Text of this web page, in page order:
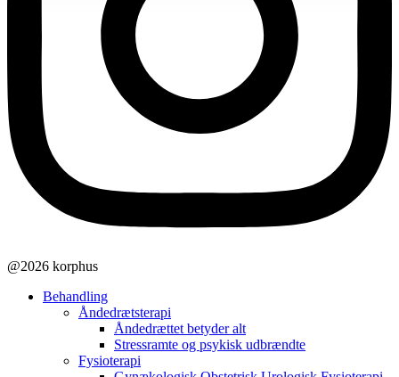
@2026 korphus
Behandling
Åndedrætsterapi
Åndedrættet betyder alt
Stressramte og psykisk udbrændte
Fysioterapi